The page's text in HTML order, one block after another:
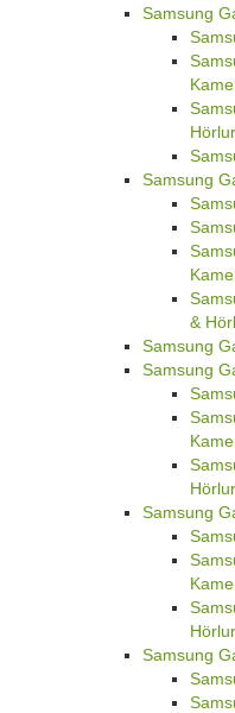
Samsung
Samsung
&
Samsung
Samsung
Samsung
Samsung